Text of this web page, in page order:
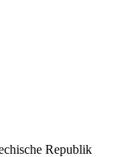
Republik